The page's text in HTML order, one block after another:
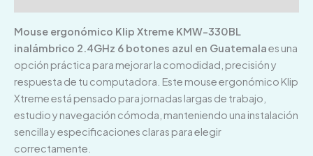
Mouse ergonómico Klip Xtreme KMW-330BL
inalámbrico 2.4GHz 6 botones azul en Guatemalaes una
opción práctica para mejorar la comodidad, precisión y
respuesta de tu computadora. Este mouse ergonómico Klip
Xtreme está pensado para jornadas largas de trabajo,
estudio y navegación cómoda, manteniendo una instalación
sencilla y especificaciones claras para elegir
correctamente.